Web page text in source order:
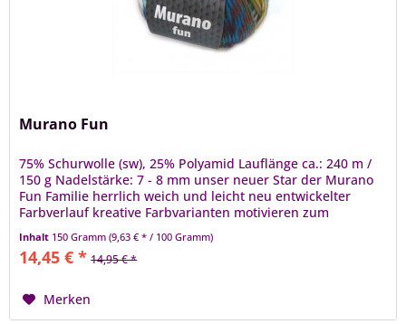
Murano Fun
75% Schurwolle (sw), 25% Polyamid Lauflänge ca.: 240 m /
150 g Nadelstärke: 7 - 8 mm unser neuer Star der Murano
Fun Familie herrlich weich und leicht neu entwickelter
Farbverlauf kreative Farbvarianten motivieren zum
Inhalt 150 Gramm(9,63 € * / 100 Gramm)
14,45 € * 14,95 € *
Merken